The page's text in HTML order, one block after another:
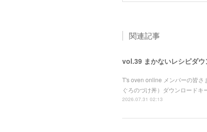
関連記事
vol.39 まかないレシピダウ
T's oven online メンバーの皆さ
ぐろのづけ丼）ダウンロード
2026.07.31 02:13